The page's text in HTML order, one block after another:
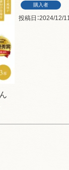
購入者
投稿日 2024/12/